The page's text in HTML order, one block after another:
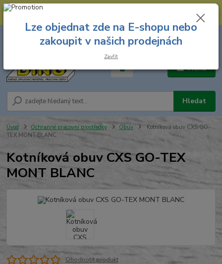
--- Spojovací materiál: 774 431 045 --- Prodejna nářadí: 731 449 423 --
Menu
Hledat
8.00 hod. - 16.00 hod.
za
Úvod Ochranné pracovní prostředky Obuv
Kotníková obuv CXS GO-
TEX MONT BLANC
Kotníková obuv CXS GO-TEX
MONT BLANC
Ohodnotit produkt
Lze objednat zde na E-shopu nebo
zakoupit v našich prodejnách
Zavřít